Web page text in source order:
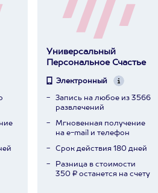
Универсальный
Персональное Счастье
Электронный
Запись на любое из 3566
развлечений
Мгновенная получение
на e-mail и телефон
Срок действия 180 дней
Разница в стоимости
350 ₽ останется на счету